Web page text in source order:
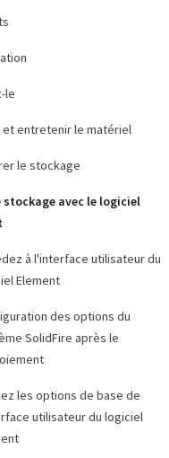
le
et entretenir le matériel
le stockage
stockage avec le logiciel
à l'interface utilisateur du
Element
des options du
SolidFire après le
les options de base de
utilisateur du logiciel